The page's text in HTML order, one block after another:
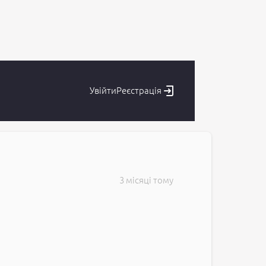
УвійтиРеєстрація
3 місяці тому